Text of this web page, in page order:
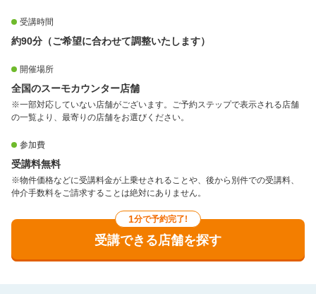
受講時間
約90分（ご希望に合わせて調整いたします）
開催場所
全国のスーモカウンター店舗
※一部対応していない店舗がございます。ご予約ステップで表示される店舗
の一覧より、最寄りの店舗をお選びください。
参加費
受講料無料
※物件価格などに受講料金が上乗せされることや、後から別件での受講料、
仲介手数料をご請求することは絶対にありません。
1分で予約完了!
受講できる店舗を探す